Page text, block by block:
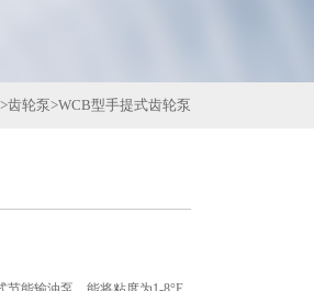
齿轮泵>WCB型手提式齿轮泵